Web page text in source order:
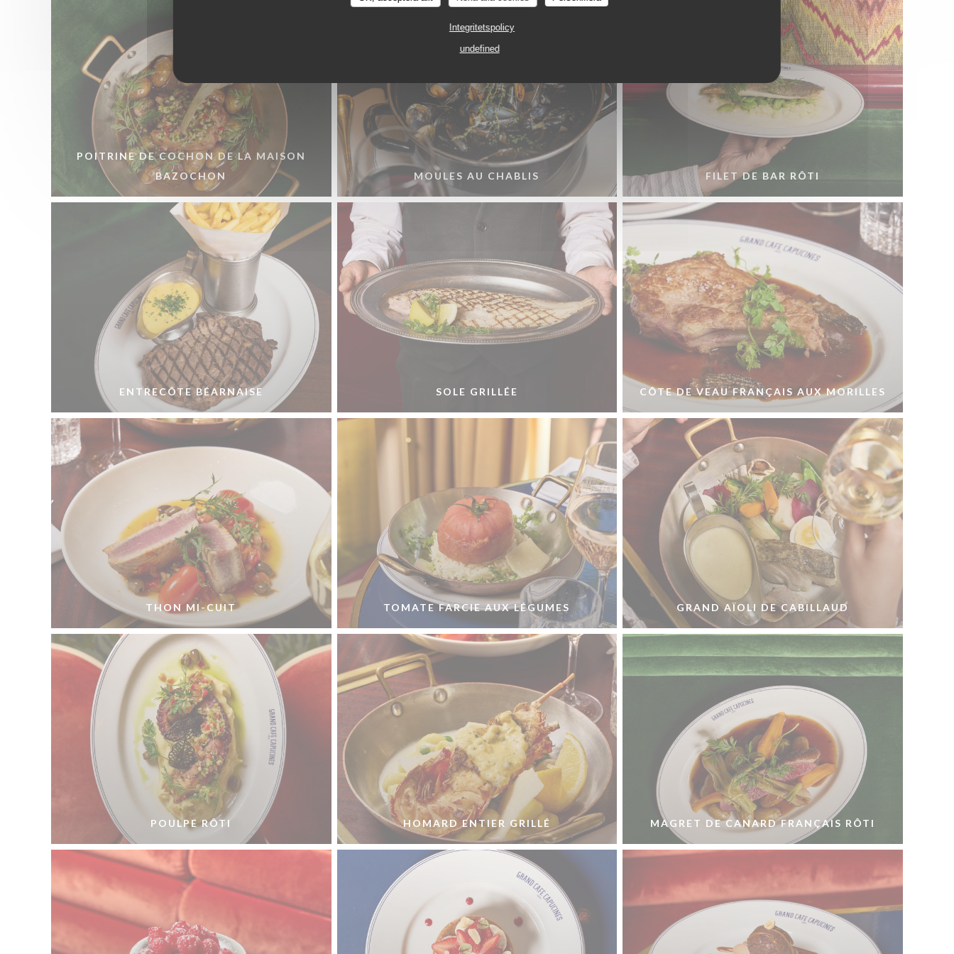
Integritetspolicy
undefined
POITRINE DE COCHON DE LA MAISON
BAZOCHON
MOULES AU CHABLIS FILET DE BAR RÔTI
ENTRECÔTE BÉARNAISE SOLE GRILLÉE CÔTE DE VEAU FRANÇAIS AUX MORILLES
THON MI-CUIT TOMATE FARCIE AUX LÉGUMES GRAND AÏOLI DE CABILLAUD
POULPE RÔTI HOMARD ENTIER GRILLÉ MAGRET DE CANARD FRANÇAIS RÔTI